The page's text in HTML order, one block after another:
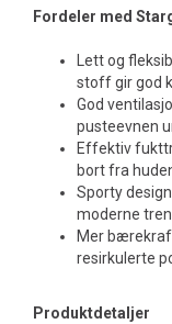
Fordeler med
Lett og
stoff gir god
God
pusteevnen
Effektiv
bort fra
Sporty
moderne
Mer
resirkulerte
Produktdetaljer